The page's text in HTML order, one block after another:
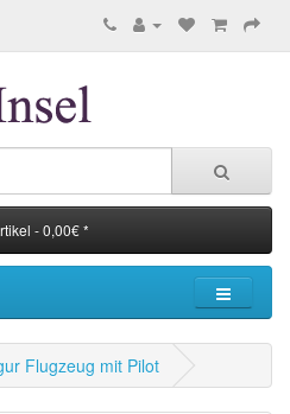
- 0,00€ *
Flugzeug mit Pilot